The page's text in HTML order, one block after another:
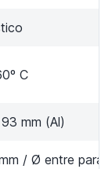
C
mm (Al)
/ Ø entre